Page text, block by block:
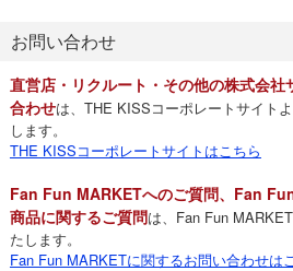
お問い合わせ
直営店・リクルート・その他の株式会
合わせは、THE KISSコーポレートサイト
します。
THE KISSコーポレートサイトはこちら
Fan Fun MARKETへのご質問、Fan
商品に関するご質問は、Fan Fun
たします。
Fan Fun MARKETに関するお問い合わせは